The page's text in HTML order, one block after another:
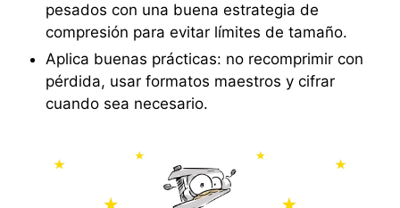
pesados con una buena estrategia de
compresión para evitar límites de tamaño.
Aplica buenas prácticas: no recomprimir con
pérdida, usar formatos maestros y cifrar
cuando sea necesario.